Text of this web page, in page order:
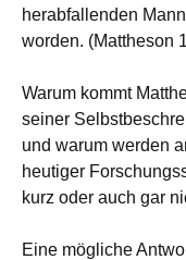
herabfallenden
worden. (Mattheson
Warum kommt
seiner
und warum werden
heutiger
kurz oder auch gar
Eine mögliche